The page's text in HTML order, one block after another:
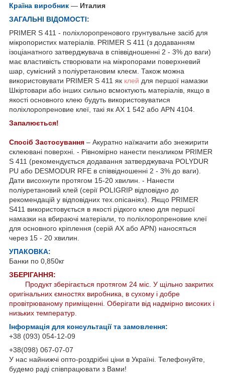
Країна виробник — Италия
ЗАГАЛЬНІ ВІДОМОСТІ:
PRIMER S 411 - поліхлоропренового грунтувальне засіб для
мікропористих матеріалів. PRIMER S 411 (з додаванням
ізоціанатного затверджувача в співвідношенні 2 - 3% до ваги)
має властивість створювати на мікропорами поверхневий
шар, сумісний з поліуретановим клеєм. Також можна
використовувати PRIMER S 411 як клей для першої намазки
Шкіртовари або інших сильно всмоктують матеріалів, якщо в
якості основного клею будуть використовуватися
поліхлоропреновие клеї, такі як AX 1 542 або APN 4104.
Запалюється!
Спосіб Застосування – Акуратно наїжачити або знежирити
склеювані поверхні. - Рівномірно нанести пензликом PRIMER
S 411 (рекомендується додавання затверджувача POLYDUR
PU або DESMODUR RFE в співвідношенні 2 - 3% до ваги).
Дати висохнути протягом 15-20 хвилин. - Нанести
поліуретановий клей (серії POLIGRIP відповідно до
рекомендацій у відповідних тех.опісаніях). Якщо PRIMER
S411 використовується в якості рідкого клею для першої
намазки на вбираючі матеріали, то поліхлоропреновие клеї
для основного кріплення (серій AX або APN) наносяться
через 15 - 20 хвилин.
УПАКОВКА:
Банки по 0,850кг
ЗБЕРІГАННЯ:
Продукт зберігається протягом 24 міс. У щільно закритих
оригінальних ємностях виробника, в сухому і добре
провітрюваному приміщенні. Оберігати від надмірно високих і
низьких температур.
Інформація для консультації та замовлення:
+38 (093) 054-12-09
+38(098) 067-07-07
У нас найнижчі опто-роздрібні ціни в Україні. Телефонуйте,
будемо раді співпрацювати з Вами!